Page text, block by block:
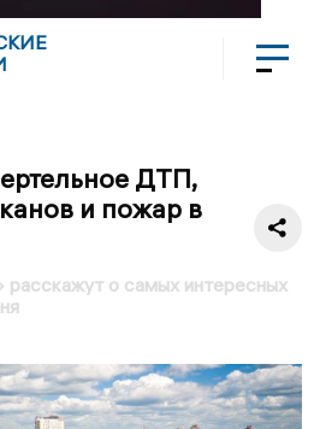
ДТП,
и пожар в
расскажут о самых интересных